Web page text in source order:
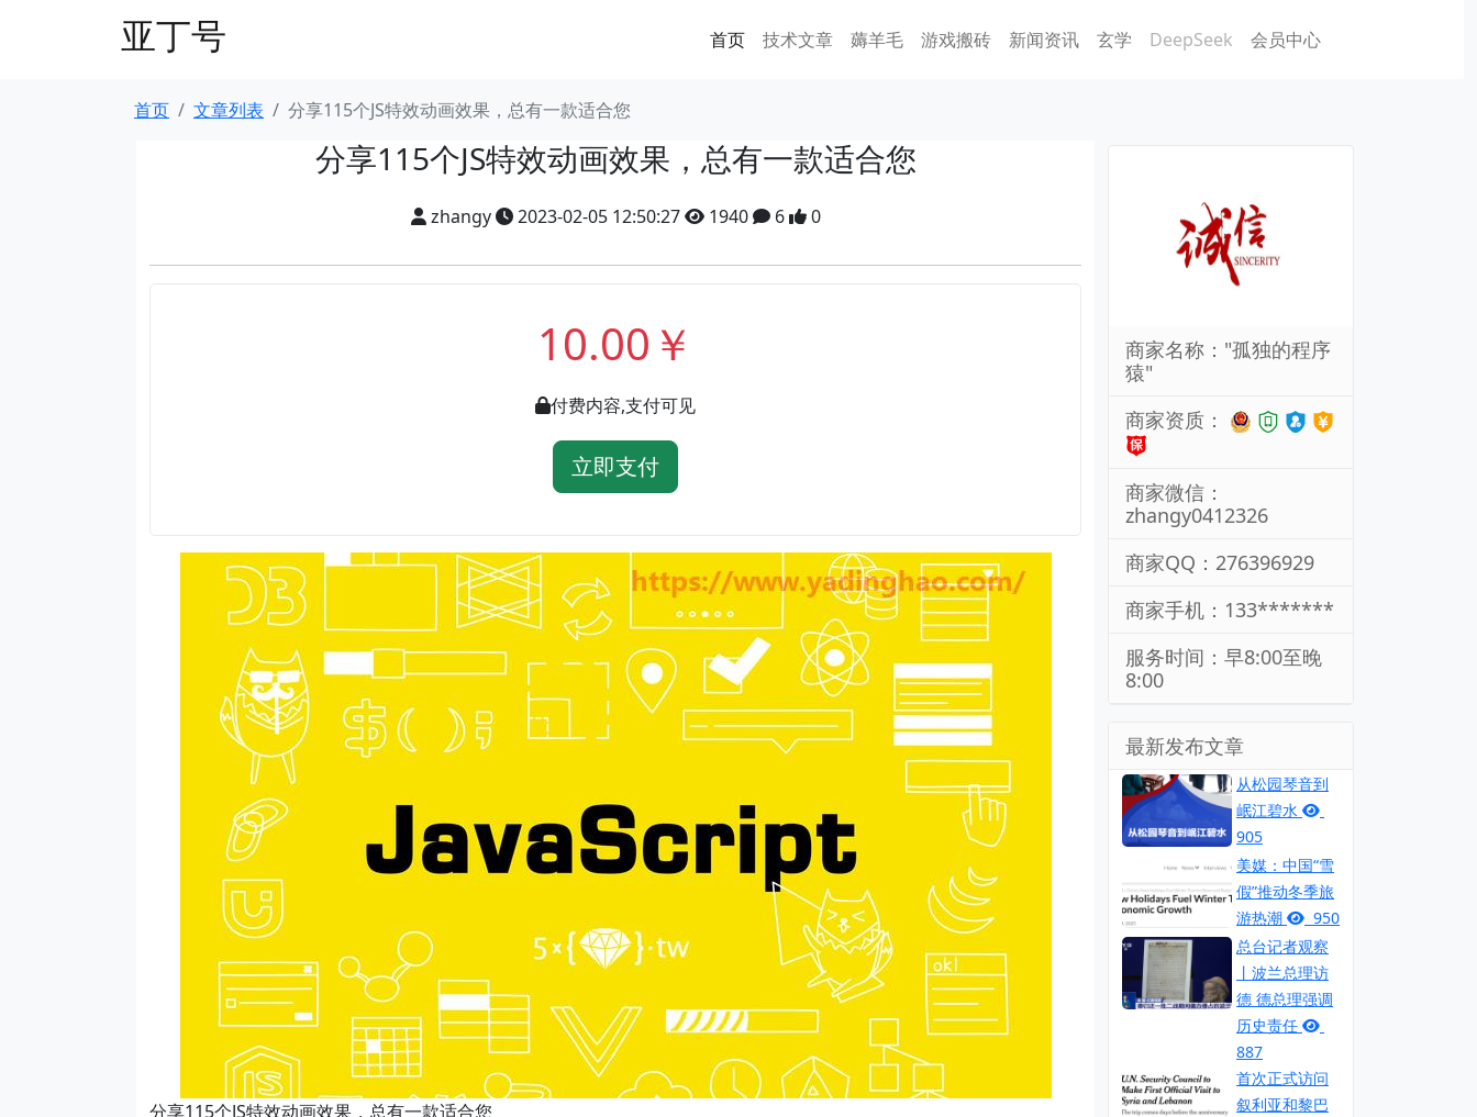
亚丁号 首页 技术文章 薅羊毛 游戏搬砖 新闻资讯 玄学 DeepSeek 会员中心
首页 文章列表 分享115个JS特效动画效果，总有一款适合您
分享115个JS特效动画效果，总有一款适合您
zhangy 2023-02-05 12:50:27 1940 6 0
10.00￥
付费内容,支付可见
立即支付
分享115个JS特效动画效果，总有一款适合您
商家名称："孤独的程序
猿"
商家资质：
商家微信：
zhangy0412326
商家QQ：276396929
商家手机：133*******
服务时间：早8:00至晚
8:00
最新发布文章
从松园琴音到
岷江碧水
905
美媒：中国“雪
假”推动冬季旅
游热潮
950
总台记者观察
丨波兰总理访
德 德总理强调
历史责任
887
首次正式访问
叙利亚和黎巴